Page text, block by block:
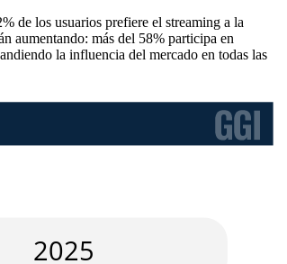
de los usuarios prefiere el streaming a la
aumentando: más del 58% participa en
la influencia del mercado en todas las